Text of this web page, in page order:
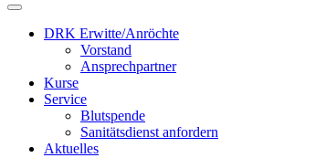
DRK Erwitte/Anröchte
Vorstand
Ansprechpartner
Kurse
Service
Blutspende
Sanitätsdienst anfordern
Aktuelles